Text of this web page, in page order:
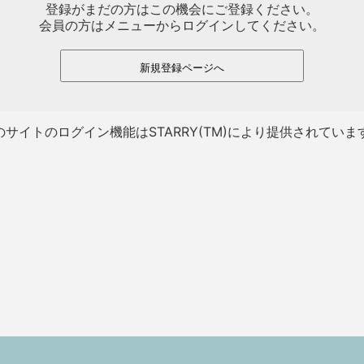
登録がまだの方はこの機会にご登録ください。
会員の方はメニューからログインしてください。
新規登録ページへ
サイトのログイン機能はSTARRY(TM)により提供されていま